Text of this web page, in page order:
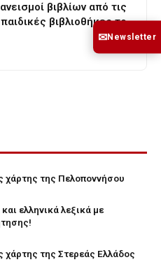
βιβλίων από τις
βιβλιοθήκες το
χάρτης της Πελοποννήσου
ελληνικά λεξικά με
χάρτης της Στερεάς Ελλάδος
✉Newsletter